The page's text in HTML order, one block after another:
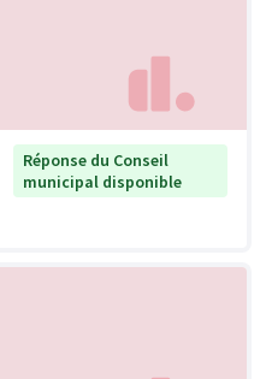
Réponse du Conseil
municipal disponible